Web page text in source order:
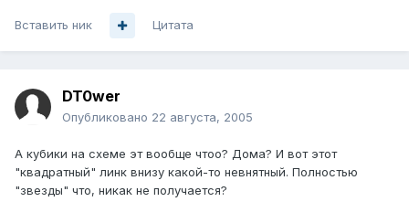
Вставить ник Цитата
DT0wer
Опубликовано 22 августа, 2005
А кубики на схеме эт вообще чтоо? Дома? И вот этот
"квадратный" линк внизу какой-то невнятный. Полностью
"звезды" что, никак не получается?